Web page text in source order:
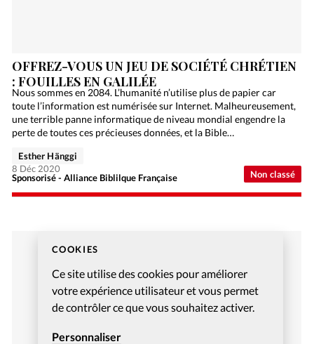
COOKIES
Ce site utilise des cookies pour améliorer
votre expérience utilisateur et vous permet
de contrôler ce que vous souhaitez activer.
Personnaliser
Non classé
OFFREZ-VOUS UN JEU DE SOCIÉTÉ CHRÉTIEN
: FOUILLES EN GALILÉE
Nous sommes en 2084. L’humanité n’utilise plus de papier car
toute l’information est numérisée sur Internet. Malheureusement,
une terrible panne informatique de niveau mondial engendre la
perte de toutes ces précieuses données, et la Bible…
Sponsorisé - Alliance Biblilque Française
Esther Hänggi
8 Déc 2020